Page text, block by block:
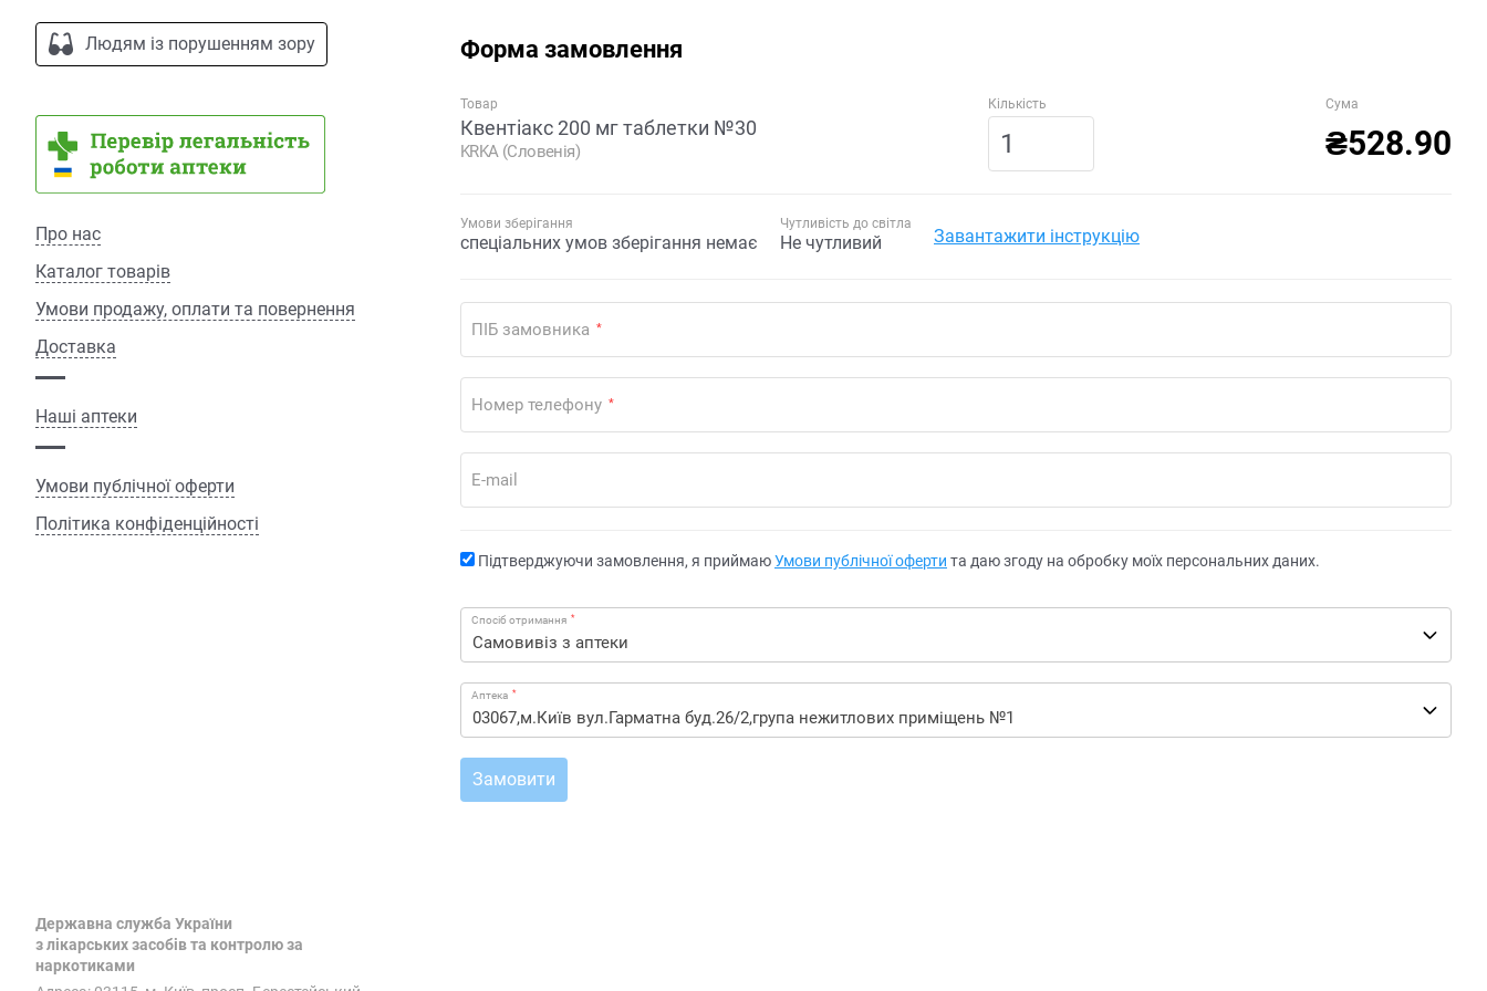
Людям із порушенням зору
Про нас
Каталог товарів
Умови продажу, оплати та повернення
Доставка
Наші аптеки
Умови публічної оферти
Політика конфіденційності
Державна служба України
з лікарських засобів та контролю за
наркотиками
Форма замовлення
Товар
Квентіакс 200 мг таблетки №30
KRKA (Словенія)
Кількість Сума
₴528.90
Умови зберігання
спеціальних умов зберігання немає
Чутливість до світла
Не чутливий Завантажити інструкцію
ПІБ замовника *
Номер телефону *
E-mail
Підтверджуючи замовлення, я приймаюУмови публічної оферти та даю згоду на обробку моїх персональних даних.
Спосіб отримання *
Аптека *
Замовити